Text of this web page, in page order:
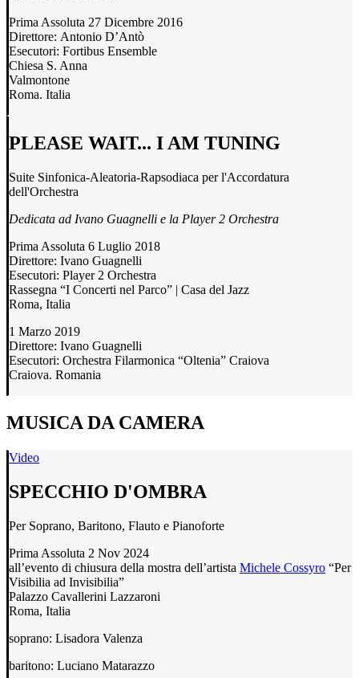
Prima Assoluta 27 Dicembre 2016
Direttore: Antonio D’Antò
Esecutori: Fortibus Ensemble
Chiesa S. Anna
Valmontone
Roma. Italia
PLEASE WAIT... I AM TUNING
Suite Sinfonica-Aleatoria-Rapsodiaca per l'Accordatura
dell'Orchestra
Dedicata ad Ivano Guagnelli e la Player 2 Orchestra
Prima Assoluta 6 Luglio 2018
Direttore: Ivano Guagnelli
Esecutori: Player 2 Orchestra
Rassegna “I Concerti nel Parco” | Casa del Jazz
Roma, Italia
1 Marzo 2019
Direttore: Ivano Guagnelli
Esecutori: Orchestra Filarmonica “Oltenia” Craiova
Craiova. Romania
MUSICA DA CAMERA
Video
SPECCHIO D'OMBRA
Per Soprano, Baritono, Flauto e Pianoforte
Prima Assoluta 2 Nov 2024
all’evento di chiusura della mostra dell’artista Michele Cossyro “Per
Visibilia ad Invisibilia”
Palazzo Cavallerini Lazzaroni
Roma, Italia
soprano: Lisadora Valenza
baritono: Luciano Matarazzo